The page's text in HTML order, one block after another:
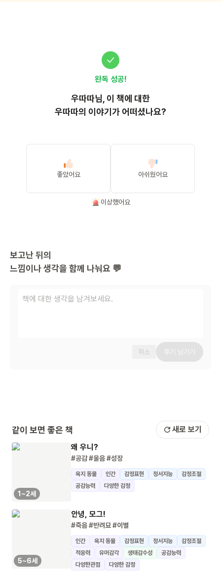
완독 성공!
우따따님, 이 책에 대한
우따따의 이야기가 어떠셨나요?
좋았어요 아쉬웠어요
이상했어요
보고난 뒤의
느낌이나 생각을 함께 나눠요 💬
취소 후기 남기기
같이 보면 좋은 책 새로 보기
1~2세
왜 우니?
#공감#울음#성장
육지 동물 인간 감정표현 정서지능
감정조절
공감능력
다양한 감정
5~6세
안녕, 모그!
#죽음#반려묘#이별
인간 육지 동물 감정표현 정서지능
감정조절
적응력
유머감각 생태감수성
공감능력
다양한관점
다양한 감정